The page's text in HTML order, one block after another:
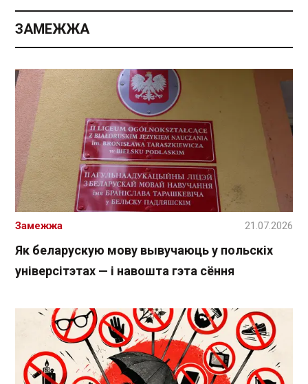
ЗАМЕЖЖА
Як беларускую мову вывучаюць у польскіх
універсітэтах — і навошта гэта сёння
Замежжа 21.07.2026